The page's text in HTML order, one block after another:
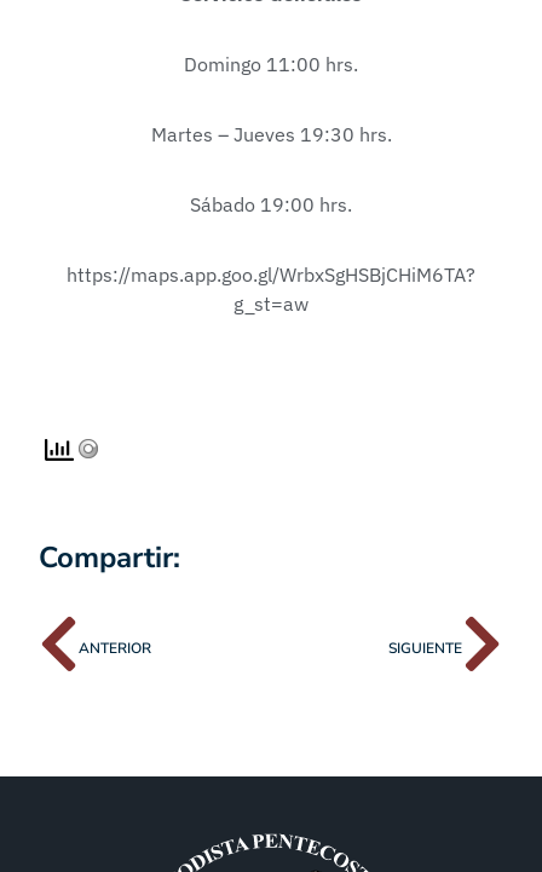
Domingo 11:00 hrs.
Martes – Jueves 19:30 hrs.
Sábado 19:00 hrs.
https://maps.app.goo.gl/WrbxSgHSBjCHiM6TA?
g_st=aw
Compartir:
ANTERIOR SIGUIENTE